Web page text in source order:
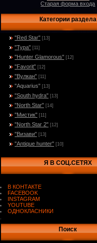
Старая форма входа
Категории раздела
"Red Star" [13]
"Тура" [11]
"Hunter Glamorous" [12]
"Favorit" [12]
"Вулкан" [11]
"Aquarius" [13]
"South hydra" [13]
"North Star" [14]
"Мистик" [11]
"North Star 2" [12]
"Визави" [13]
"Antique hunter" [10]
Я В СОЦ.СЕТЯХ
В КОНТАКТЕ
FACEBOOK
INSTAGRAM
YOUTUBE
ОДНОКЛАСНИКИ
Поиск